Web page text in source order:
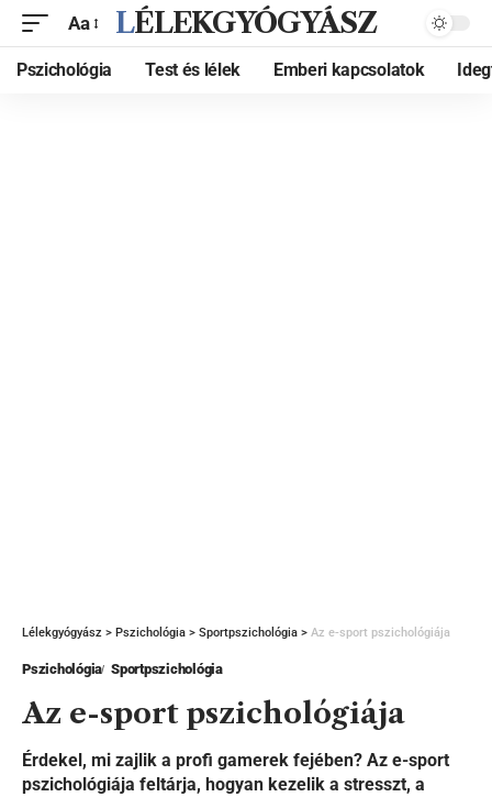
Aa LÉLEKGYÓGYÁSZ
Pszichológia Test és lélek Emberi kapcsolatok
Lélekgyógyász > Pszichológia > Sportpszichológia > Az e-sport pszichológiája
Pszichológia Sportpszichológia
Az e-sport pszichológiája
Érdekel, mi zajlik a profi gamerek fejében? Az e-sport
pszichológiája feltárja, hogyan kezelik a stresszt, a